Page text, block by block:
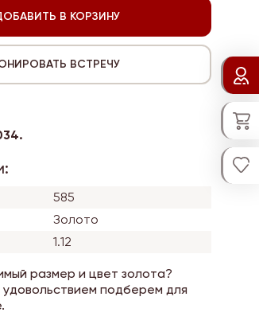
585
Золото
1.12
размер и цвет золота?
подберем для